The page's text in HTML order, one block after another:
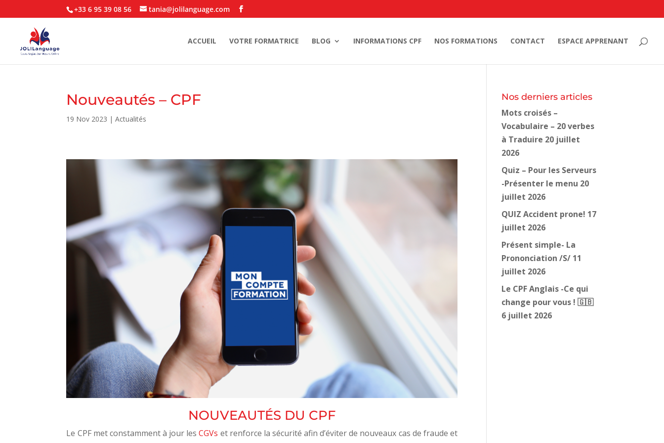
+33 6 95 39 08 56 tania@jolilanguage.com
ACCUEIL VOTRE FORMATRICE BLOG INFORMATIONS CPF NOS FORMATIONS CONTACT ESPACE APPRENANT
Nouveautés – CPF
19 Nov 2023 |Actualités
NOUVEAUTÉS DU CPF
Le CPF met constamment à jour lesCGVs et renforce la sécurité afin d’éviter de nouveaux cas de fraude et
Nos derniers articles
Mots croisés –
Vocabulaire – 20 verbes
à Traduire 20 juillet
2026
Quiz – Pour les Serveurs
-Présenter le menu 20
juillet 2026
QUIZ Accident prone! 17
juillet 2026
Présent simple- La
Prononciation /S/ 11
juillet 2026
Le CPF Anglais -Ce qui
change pour vous ! 🇬🇧
6 juillet 2026